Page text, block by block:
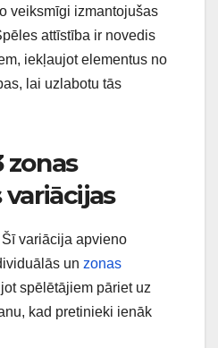
veiksmīgi izmantojušas
attīstība ir novedis
iekļaujot elementus no
lai uzlabotu tās
zonas
variācijas
Šī variācija apvieno
un zonas
spēlētājiem pāriet uz
kad pretinieki ienāk